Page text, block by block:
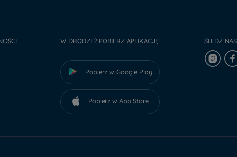
W DRODZE? POBIERZ APLIKACJĘ!
Pobierz w Google Play
Pobierz w App Store
ŚLEDŹ NAS